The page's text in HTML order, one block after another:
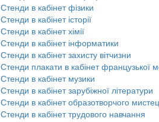
Стенди в кабінет фізики
Стенди в кабінет історії
Стенди в кабінет хімії
Стенди в кабінет інформатики
Стенди в кабінет захисту вітчизни
Стенди плакати в кабінет французької
Стенди в кабінет музики
Стенди в кабінет зарубіжної літератури
Стенди в кабінет образотворчого
Стенди в кабінет трудового навчання